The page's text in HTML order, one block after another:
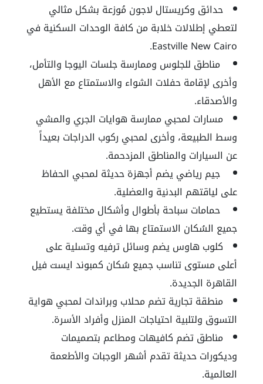
حدائق وكريستال لاجون مُوزعة بشكل مثالي
لتعطي إطلالات خلابة من كافة الوحدات السكنية في
Eastville New Cairo.
مناطق للجلوس وممارسة جلسات اليوجا والتأمل،
وأخرى لإقامة حفلات الشواء والاستمتاع مع الأهل
والأصدقاء.
مسارات لمحبي ممارسة هوايات الجري والمشي
وسط الطبيعة، وأخرى لمحبي ركوب الدراجات بعيداً
عن السيارات والمناطق المزدحمة.
جيم رياضي يضم أجهزة حديثة لمحبي الحفاظ
على لياقتهم البدنية والعضلية.
حمامات سباحة بأطوال وأشكال مختلفة يستطيع
جميع السُكان الاستمتاع بها في أي وقت.
كلوب هاوس يضم وسائل ترفيه وتسلية على
أعلى مستوى تناسب جميع سُكان كمبوند ايست فيل
القاهرة الجديدة.
منطقة تجارية تضم محلاب وبراندات لمحبي هواية
التسوق ولتلبية احتياجات المنزل وأفراد الأسرة.
مناطق تضم كافيهات ومطاعم بتصميمات
وديكورات حديثة تقدم أشهر الوجبات والأطعمة
العالمية.